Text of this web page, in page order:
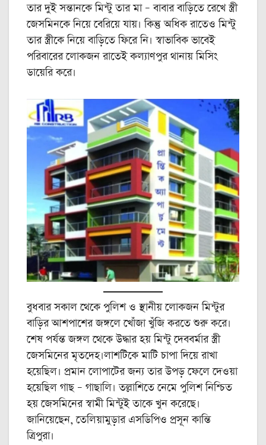
তার দুই সন্তানকে মিন্টু তার মা – বাবার বাড়িতে রেখে স্ত্রী
জেসমিনকে নিয়ে বেরিয়ে যায়। কিন্তু অধিক রাতেও মিন্টু
তার স্ত্রীকে নিয়ে বাড়িতে ফিরে নি। স্বাভাবিক ভাবেই
পরিবারের লোকজন রাতেই কল্যাণপুর থানায় মিসিং
ডায়েরি করে।
বুধবার সকাল থেকে পুলিশ ও স্থানীয় লোকজন মিন্টুর
বাড়ির আশপাশের জঙ্গলে খোঁজা খুঁজি করতে শুরু করে।
শেষ পর্যন্ত জঙ্গল থেকে উদ্ধার হয় মিন্টু দেববর্মার স্ত্রী
জেসমিনের মৃতদেহ।লাশটিকে মাটি চাপা দিয়ে রাখা
হয়েছিল। প্রমান লোপাটের জন্য তার উপড় ফেলে দেওয়া
হয়েছিল গাছ – গাছালি। তল্লাশিতে নেমে পুলিশ নিশ্চিত
হয় জেসমিনের স্বামী মিন্টুই তাকে খুন করেছে।
জানিয়েছেন, তেলিয়ামুড়ার এসডিপিও প্রসূন কান্তি
ত্রিপুরা।